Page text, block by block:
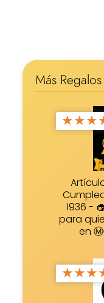
Más
★★★
1936 -
para
en
★★★